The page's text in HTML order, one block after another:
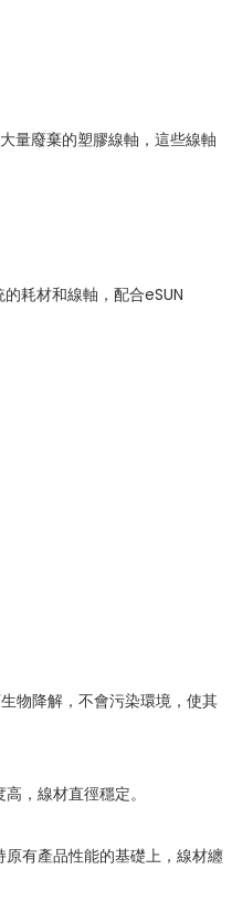
量廢棄的塑膠線軸，這些線軸
耗材和線軸，配合eSUN
物降解，不會污染環境，使其
，線材直徑穩定。
有產品性能的基礎上，線材纏